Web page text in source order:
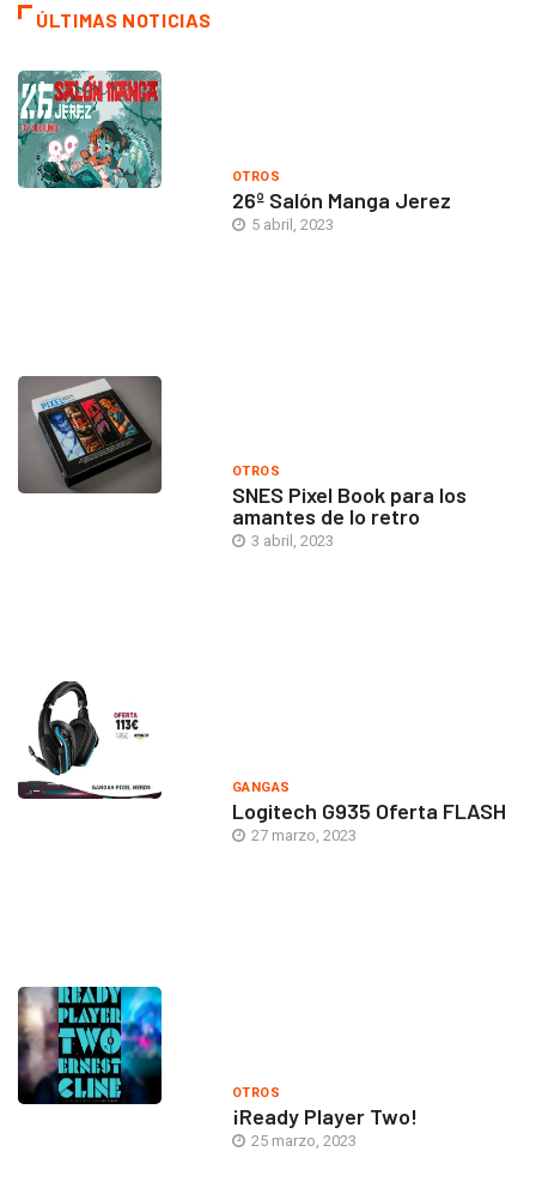
ÚLTIMAS NOTICIAS
OTROS
26º Salón Manga Jerez
5 abril, 2023
OTROS
SNES Pixel Book para los
amantes de lo retro
3 abril, 2023
GANGAS
Logitech G935 Oferta FLASH
27 marzo, 2023
OTROS
¡Ready Player Two!
25 marzo, 2023